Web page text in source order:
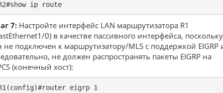
ip route
7: Настройте интерфейс LAN маршрутизатора R1
0) в качестве пассивного интерфейса, поскольку
не подключен к маршрутизатору/MLS с поддержкой EIGRP
не должен распространять пакеты EIGRP на
(конечный хост):
eigrp 1